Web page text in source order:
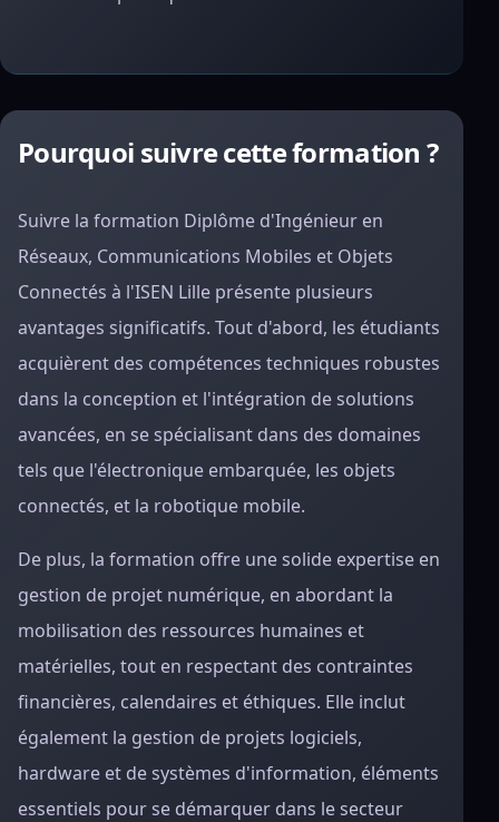
Pourquoi suivre cette formation ?
Suivre la formation Diplôme d'Ingénieur en
Réseaux, Communications Mobiles et Objets
Connectés à l'ISEN Lille présente plusieurs
avantages significatifs. Tout d'abord, les étudiants
acquièrent des compétences techniques robustes
dans la conception et l'intégration de solutions
avancées, en se spécialisant dans des domaines
tels que l'électronique embarquée, les objets
connectés, et la robotique mobile.
De plus, la formation offre une solide expertise en
gestion de projet numérique, en abordant la
mobilisation des ressources humaines et
matérielles, tout en respectant des contraintes
financières, calendaires et éthiques. Elle inclut
également la gestion de projets logiciels,
hardware et de systèmes d'information, éléments
essentiels pour se démarquer dans le secteur